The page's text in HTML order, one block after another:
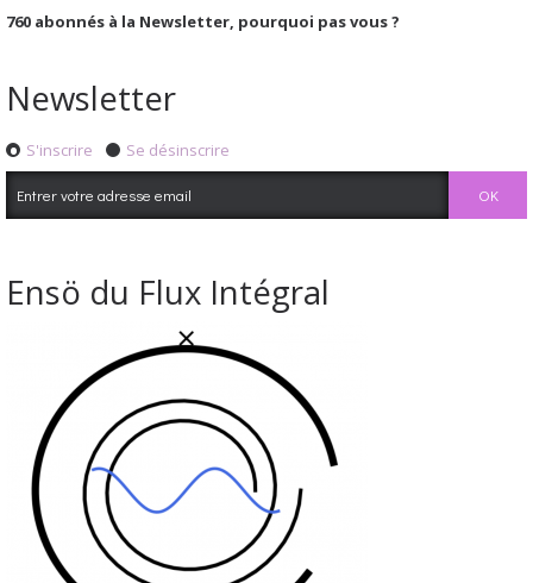
760 abonnés à la Newsletter, pourquoi pas vous ?
Newsletter
S'inscrire Se désinscrire
Ensö du Flux Intégral